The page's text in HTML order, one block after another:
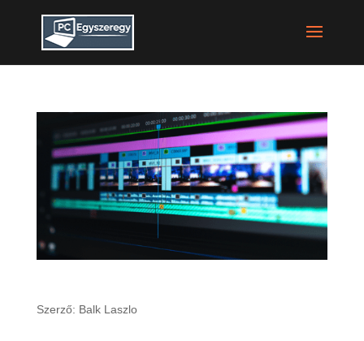
Szerző: Balk Laszlo